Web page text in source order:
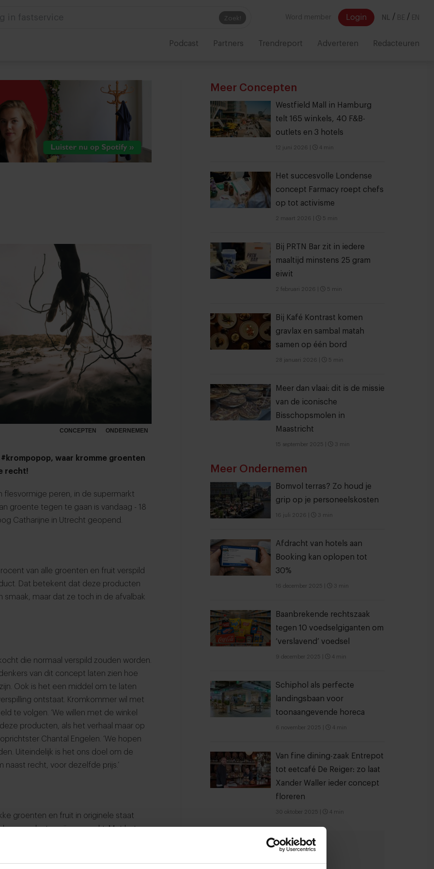
Zoek!
in foodservice Word member Login NL / BE / EN
Podcast Partners Trendreport Adverteren Redacteuren
CONCEPTEN ONDERNEMEN
waar kromme groenten
recht!
peren, in de supermarkt
groente tegen te gaan is vandaag - 18
Catharijne in Utrecht geopend.
van alle groenten en fruit verspild
Dat betekent dat deze producten
smaak, maar dat ze toch in de afvalbak
die normaal verspild zouden worden.
van dit concept laten zien hoe
Ook is het een middel om te laten
ontstaat. Kromkommer wil met
te volgen. ‘We willen met de winkel
producten, als het verhaal maar op
Chantal Engelen. ‘We hopen
Uiteindelijk is het ons doel om de
recht, voor dezelfde prijs.’
groenten en fruit in originele staat
producten zijn gemaakt. Met het
Meer Concepten
Westfield Mall in Hamburg
telt 165 winkels, 40 F&B-
outlets en 3 hotels
12 juni 2026 4 min
Het succesvolle Londense
concept Farmacy roept chefs
op tot activisme
2 maart 2026 5 min
Bij PRTN Bar zit in iedere
maaltijd minstens 25 gram
eiwit
2 februari 2026 5 min
Bij Kafé Kontrast komen
gravlax en sambal matah
samen op één bord
28 januari 2026 5 min
Meer dan vlaai: dit is de missie
van de iconische
Bisschopsmolen in
Maastricht
15 september 2025 3 min
Meer Ondernemen
Bomvol terras? Zo houd je
grip op je personeelskosten
16 juli 2026 3 min
Afdracht van hotels aan
Booking kan oplopen tot
30%
16 december 2025 3 min
Baanbrekende rechtszaak
tegen 10 voedselgiganten om
‘verslavend’ voedsel
9 december 2025 4 min
Schiphol als perfecte
landingsbaan voor
toonaangevende horeca
6 november 2025 4 min
Van fine dining-zaak Entrepot
tot eetcafé De Reiger: zo laat
Xander Waller ieder concept
floreren
30 oktober 2025 4 min
Meld je aan voor de